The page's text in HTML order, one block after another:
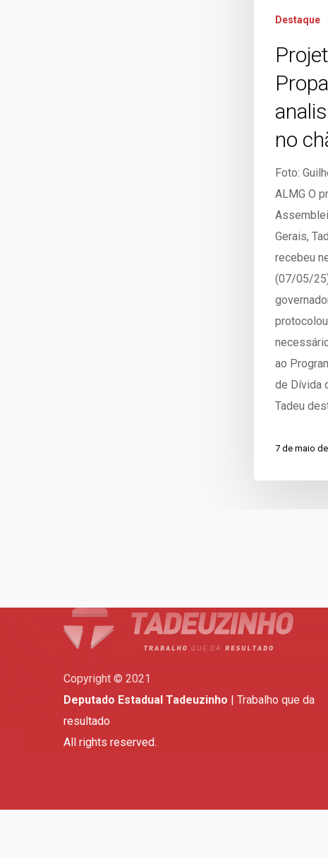
Destaque
no
Foto:
ALMG O
Gerais,
recebeu
(07/05/
ao
de Dívida
Tadeu
7 de maio
Copyright © 2021
Deputado Estadual Tadeuzinho | Trabalho que da
resultado
All rights reserved.